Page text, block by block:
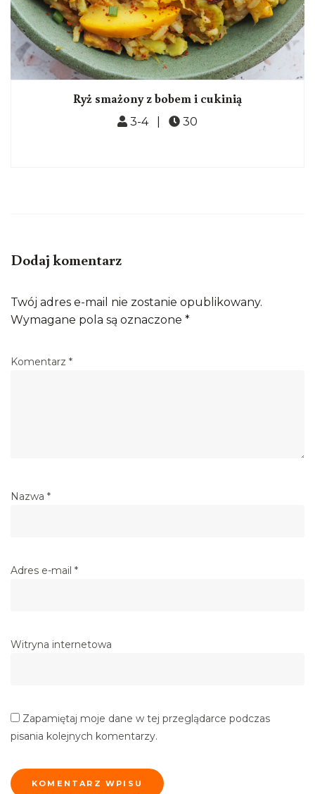
Ryż smażony z bobem i cukinią
3-4 | 30
Dodaj komentarz
Twój adres e-mail nie zostanie opublikowany.
Wymagane pola są oznaczone *
Komentarz *
Nazwa *
Adres e-mail *
Witryna internetowa
Zapamiętaj moje dane w tej przeglądarce podczas
pisania kolejnych komentarzy.